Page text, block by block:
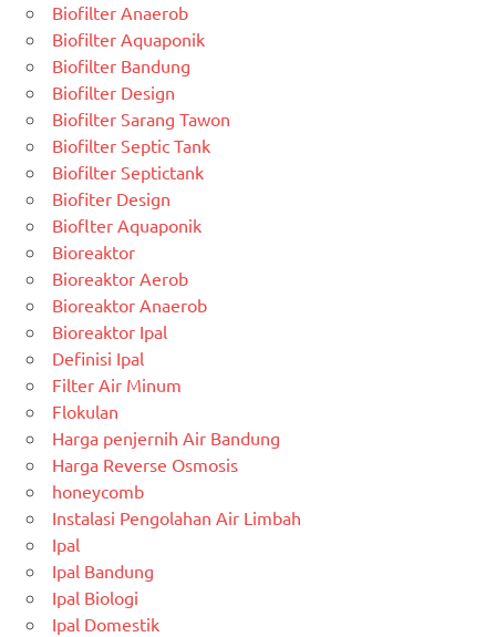
Biofilter Anaerob
Biofilter Aquaponik
Biofilter Bandung
Biofilter Design
Biofilter Sarang Tawon
Biofilter Septic Tank
Biofilter Septictank
Biofiter Design
Bioflter Aquaponik
Bioreaktor
Bioreaktor Aerob
Bioreaktor Anaerob
Bioreaktor Ipal
Definisi Ipal
Filter Air Minum
Flokulan
Harga penjernih Air Bandung
Harga Reverse Osmosis
honeycomb
Instalasi Pengolahan Air Limbah
Ipal
Ipal Bandung
Ipal Biologi
Ipal Domestik